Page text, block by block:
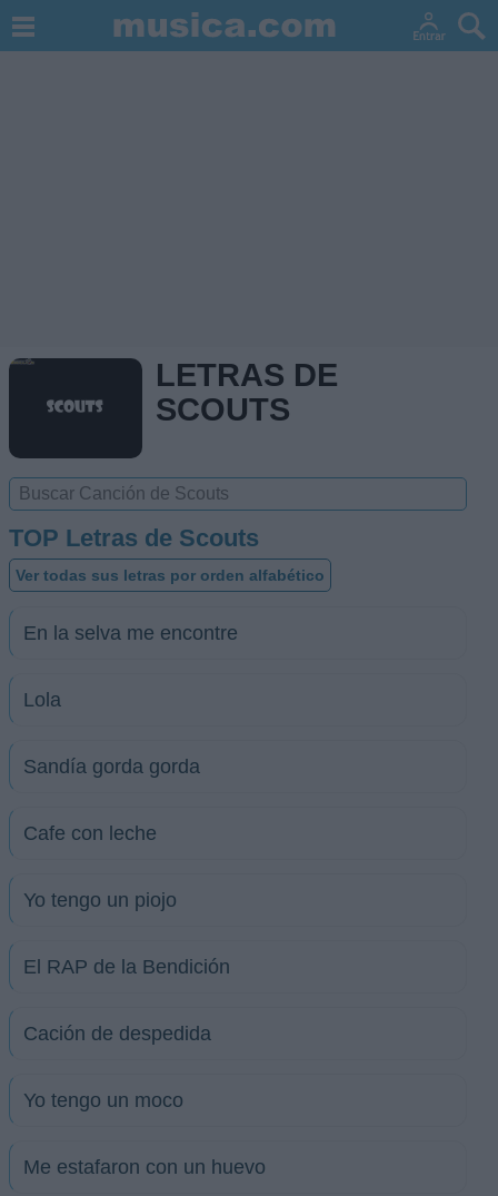
LETRAS DE
SCOUTS
TOP Letras de Scouts
Ver todas sus letras por orden alfabético
En la selva me encontre
Lola
Sandía gorda gorda
Cafe con leche
Yo tengo un piojo
El RAP de la Bendición
Cación de despedida
Yo tengo un moco
Me estafaron con un huevo